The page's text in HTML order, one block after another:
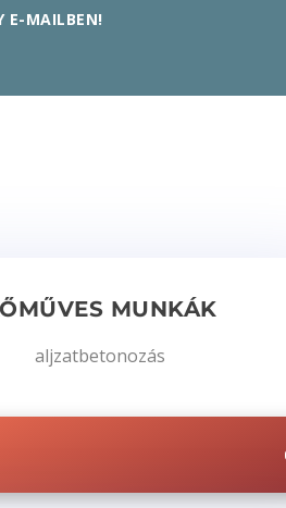
E-MAILBEN!
MUNKÁK
aljzatbetonozás